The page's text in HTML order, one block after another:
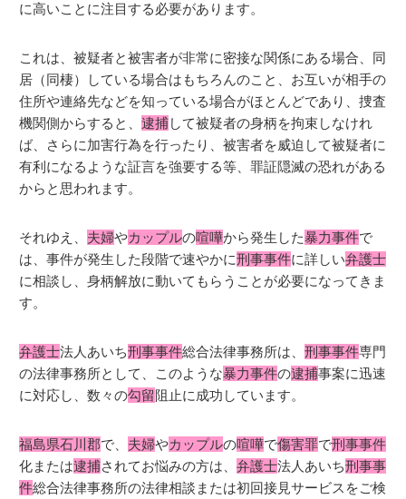
に高いことに注目する必要があります。
これは、被疑者と被害者が非常に密接な関係にある場合、同
居（同棲）している場合はもちろんのこと、お互いが相手の
住所や連絡先などを知っている場合がほとんどであり、捜査
機関側からすると、逮捕して被疑者の身柄を拘束しなけれ
ば、さらに加害行為を行ったり、被害者を威迫して被疑者に
有利になるような証言を強要する等、罪証隠滅の恐れがある
からと思われます。
それゆえ、 夫婦やカップルの喧嘩から発生した暴力事件で
は、事件が発生した段階で速やかに刑事事件に詳しい弁護士
に相談し、身柄解放に動いてもらうことが必要になってきま
す。
弁護士法人あいち刑事事件総合法律事務所は、刑事事件専門
の法律事務所として、このような暴力事件の逮捕事案に迅速
に対応し、数々の勾留阻止に成功しています。
福島県石川郡で、 夫婦やカップルの喧嘩で傷害罪で刑事事件
化または逮捕されてお悩みの方は、弁護士法人あいち刑事事
件総合法律事務所の法律相談または初回接見サービスをご検